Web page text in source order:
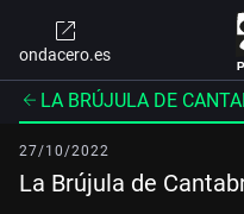
ondacero.es
LA BRÚJULA DE
27/10/2022
La Brújula de